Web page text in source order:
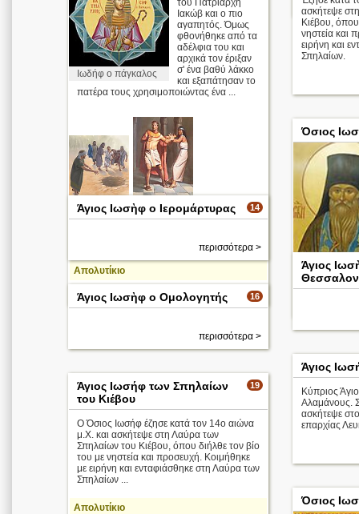
Ιωδήφ ο πάγκαλος
του Πατριάρχη
Ιακώβ και ο πιο
αγαπητός. Όμως
φθονήθηκε από τα
αδέλφια του και
αρχικά τον έριξαν
σ' ένα βαθύ λάκκο
και εξαπάτησαν το
πατέρα τους χρησιμοποιώντας ένα ...
πηγάδι
αποφεύγει
την ερωτική
Απολυτίκιο
περισσότερα >
ασκήτεψε
Κιέβου,
νηστεία και
ειρήνη και
Σπηλαίων.
Όσιος
14
Άγιος Ιωσὴφ ο Ιερομάρτυρας
περισσότερα >
Άγιος
16
Άγιος Ιωσὴφ ο Ομολογητής
περισσότερα >
Άγιος
Κύπριος
Αλαμάνους.
ασκήτεψε
επαρχίας
19
Άγιος Ιωσήφ των Σπηλαίων
του Κιέβου
Ο Όσιος Ιωσήφ έζησε κατά τον 14ο αιώνα
μ.Χ. και ασκήτεψε στη Λαύρα των
Σπηλαίων του Κιέβου, όπου διήλθε τον βίο
του με νηστεία και προσευχή. Κοιμήθηκε
με ειρήνη και ενταφιάσθηκε στη Λαύρα των
Σπηλαίων ...
Απολυτίκιο
Όσιος